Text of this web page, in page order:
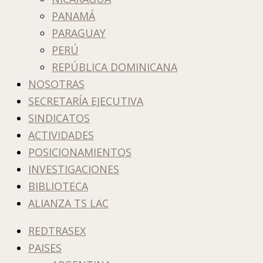
PANAMÁ
PARAGUAY
PERÚ
REPÚBLICA DOMINICANA
NOSOTRAS
SECRETARÍA EJECUTIVA
SINDICATOS
ACTIVIDADES
POSICIONAMIENTOS
INVESTIGACIONES
BIBLIOTECA
ALIANZA TS LAC
REDTRASEX
PAISES